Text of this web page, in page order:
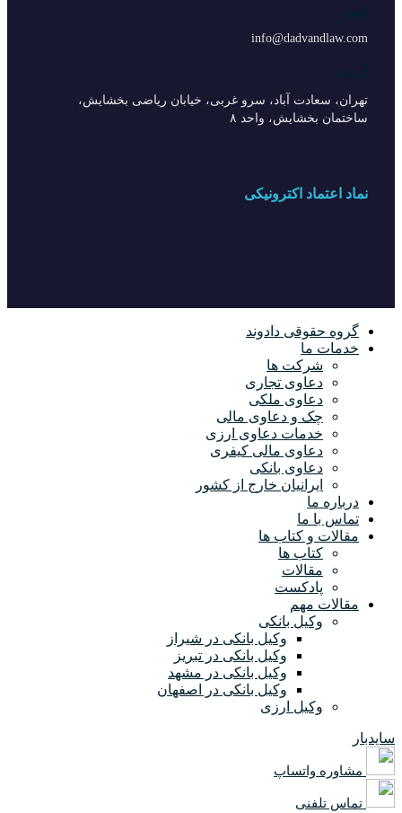
info@dadvandlaw.com
تهران، سعادت آباد، سرو غربی، خیابان ریاضی بخشایش،
ساختمان بخشایش، واحد ۸
نماد اعتماد اکترونیکی
گروه حقوقی دادوند
خدمات ما
شرکت ها
دعاوی تجاری
دعاوی ملکی
چک و دعاوی مالی
خدمات دعاوی ارزی
دعاوی مالی کیفری
دعاوی بانکی
ایرانیان خارج از کشور
درباره ما
تماس با ما
مقالات و کتاب ها
کتاب ها
مقالات
پادکست
مقالات مهم
وکیل بانکی
وکیل بانکی در شیراز
وکیل بانکی در تبریز
وکیل بانکی در مشهد
وکیل بانکی در اصفهان
وکیل ارزی
سایدبار
مشاوره واتساپ
تماس تلفنی